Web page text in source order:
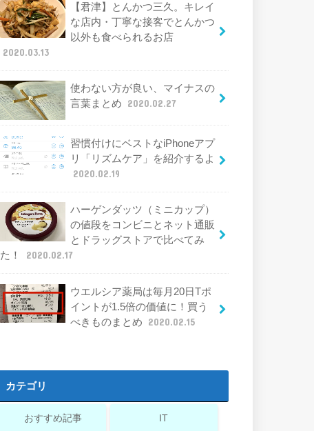
【君津】とんかつ三久。キレイ
な店内・丁寧な接客でとんかつ
以外も食べられるお店
2020.03.13
使わない方が良い、マイナスの
言葉まとめ
2020.02.27
習慣付けにベストなiPhoneアプ
リ「リズムケア」を紹介するよ
2020.02.19
ハーゲンダッツ（ミニカップ）
の値段をコンビニとネット通販
とドラッグストアで比べてみ
た！
2020.02.17
ウエルシア薬局は毎月20日Tポ
イントが1.5倍の価値に！買う
べきものまとめ
2020.02.15
カテゴリ
おすすめ記事 IT